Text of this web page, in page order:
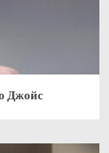
Джойс